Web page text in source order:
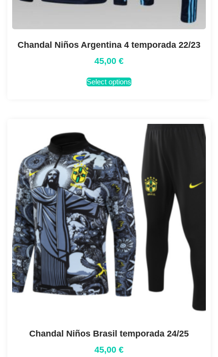
Chandal Niños Argentina 4 temporada 22/23
45,00 €
Select options
Chandal Niños Brasil temporada 24/25
45,00 €